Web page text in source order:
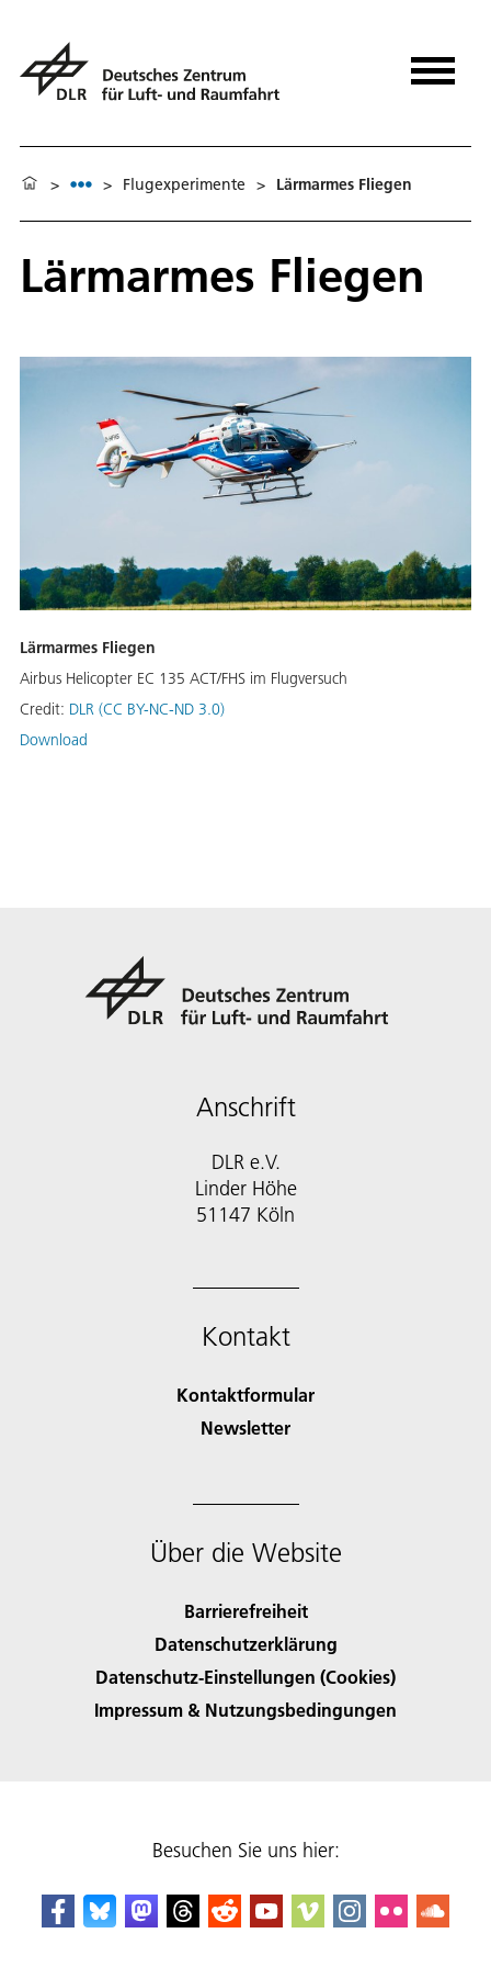
> > Flugexperimente > Lärmarmes Fliegen
Lärmarmes Fliegen
Lärmarmes Fliegen
Airbus Helicopter EC 135 ACT/FHS im Flugversuch
Credit: DLR (CC BY-NC-ND 3.0)
Download
Anschrift
DLR e.V.
Linder Höhe
51147 Köln
Kontakt
Kontaktformular
Newsletter
Über die Website
Barrierefreiheit
Datenschutzerklärung
Datenschutz-Einstellungen (Cookies)
Impressum & Nutzungsbedingungen
Besuchen Sie uns hier: